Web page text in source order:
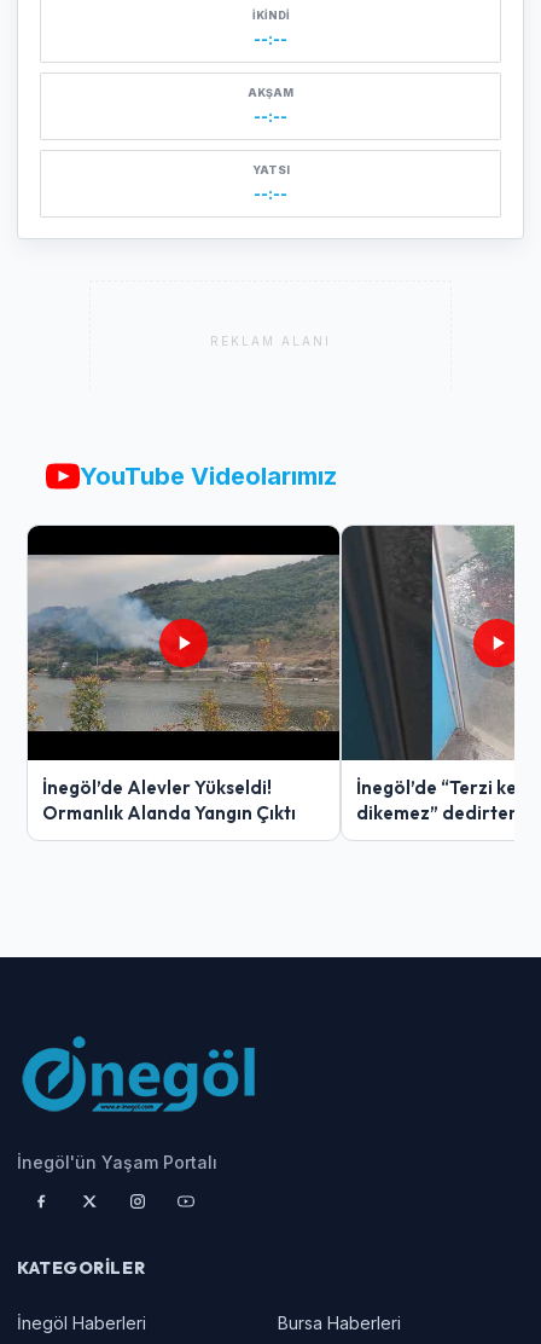
İKINDI
--:--
AKŞAM
--:--
YATSI
--:--
REKLAM ALANI
YouTube Videolarımız
İnegöl’de Alevler Yükseldi!
Ormanlık Alanda Yangın Çıktı
İnegöl’de “Terzi
dikemez” dedirten
İnegöl'ün Yaşam Portalı
KATEGORILER
İnegöl Haberleri
Bursa Haberleri